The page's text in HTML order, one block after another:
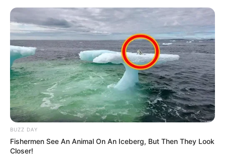
BUZZ DAY
Fishermen See An Animal On An Iceberg, But Then They Look
Closer!